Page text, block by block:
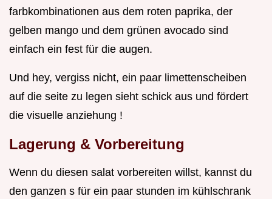
farbkombinationen aus dem roten paprika, der
gelben mango und dem grünen avocado sind
einfach ein fest für die augen.
Und hey, vergiss nicht, ein paar limettenscheiben
auf die seite zu legen sieht schick aus und fördert
die visuelle anziehung !
Lagerung & Vorbereitung
Wenn du diesen salat vorbereiten willst, kannst du
den ganzen s für ein paar stunden im kühlschrank